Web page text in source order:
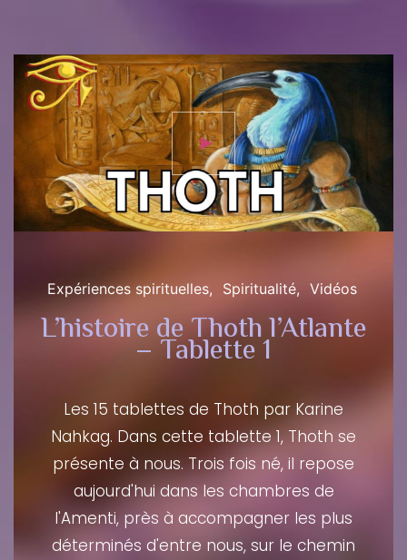
Expériences spirituelles Spiritualité Vidéos
L’histoire de Thoth l’Atlante
– Tablette 1
Les 15 tablettes de Thoth par Karine
Nahkag. Dans cette tablette 1, Thoth se
présente à nous. Trois fois né, il repose
aujourd'hui dans les chambres de
l'Amenti, près à accompagner les plus
déterminés d'entre nous, sur le chemin